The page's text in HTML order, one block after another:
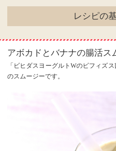
レシピの
アボカドとバナナの腸活ス
「ビヒダスヨーグルトWのビフィズ
のスムージーです。